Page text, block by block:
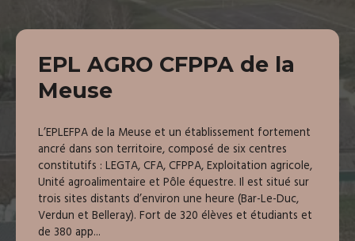
EPL AGRO CFPPA de la
Meuse
L’EPLEFPA de la Meuse et un établissement fortement
ancré dans son territoire, composé de six centres
constitutifs : LEGTA, CFA, CFPPA, Exploitation agricole,
Unité agroalimentaire et Pôle équestre. Il est situé sur
trois sites distants d’environ une heure (Bar-Le-Duc,
Verdun et Belleray). Fort de 320 élèves et étudiants et
de 380 app...